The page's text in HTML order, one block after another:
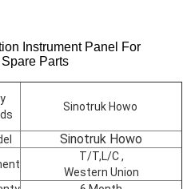
Instrument Panel For
Parts
Sinotruk Howo
Sinotruk Howo
T/T,L/C ,
Western Union